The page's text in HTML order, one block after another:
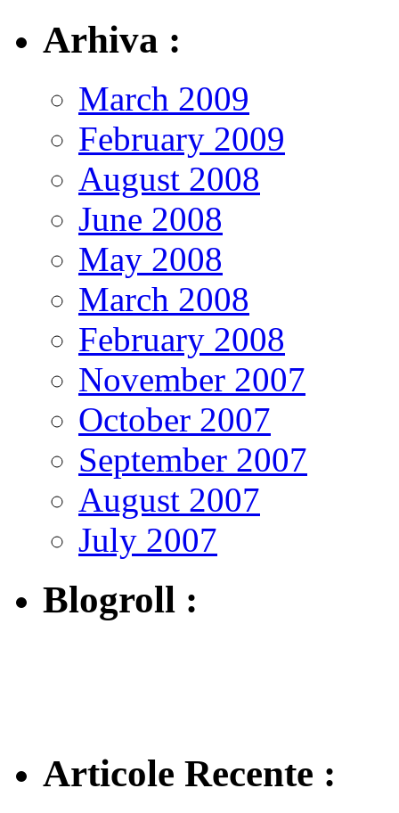
Arhiva :
March 2009
February 2009
August 2008
June 2008
May 2008
March 2008
February 2008
November 2007
October 2007
September 2007
August 2007
July 2007
Blogroll :
Articole Recente :